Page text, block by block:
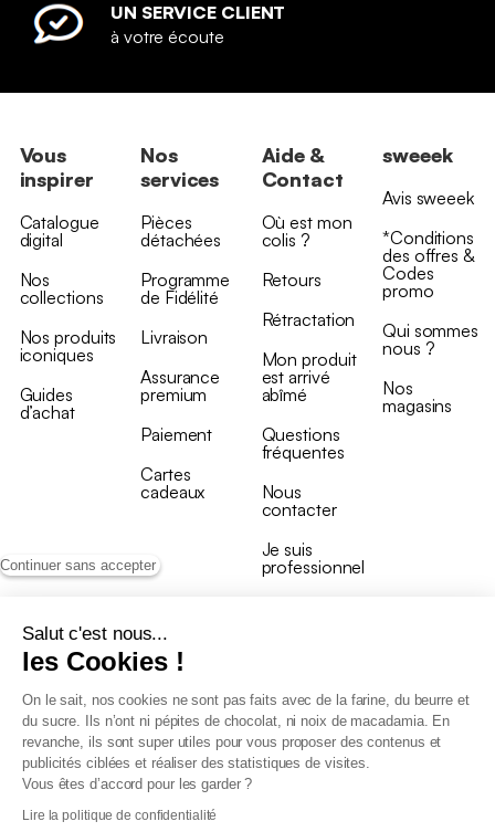
Continuer sans accepter
Salut c'est nous...
les Cookies !
On le sait, nos cookies ne sont pas faits avec de la farine, du beurre et
du sucre. Ils n’ont ni pépites de chocolat, ni noix de macadamia. En
revanche, ils sont super utiles pour vous proposer des contenus et
publicités ciblées et réaliser des statistiques de visites.
Vous êtes d’accord pour les garder ?
Lire la politique de confidentialité
UN SERVICE CLIENT
à votre écoute
Vous
inspirer
Catalogue
digital
Nos
collections
Nos produits
iconiques
Guides
d’achat
Nos
services
Pièces
détachées
Programme
de Fidélité
Livraison
Assurance
premium
Paiement
Cartes
cadeaux
Aide &
Contact
Où est mon
colis ?
Retours
Rétractation
Mon produit
est arrivé
abîmé
Questions
fréquentes
Nous
contacter
Je suis
professionnel
sweeek
Avis sweeek
*Conditions
des offres &
Codes
promo
Qui sommes
nous ?
Nos
magasins
Conditions générales de vente
Conditions générales du programme de fidélité
Charte de données personnelles
Conditions générales de vente Pro
Déclaration d’accessibilité